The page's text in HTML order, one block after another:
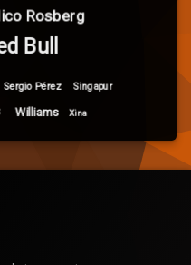
Rosberg
Bull
Sergio Pérez Singapur
Williams Xina